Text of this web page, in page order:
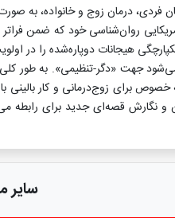
فردی، درمان زوج و خانواده، به
روان‌شناسی خود که ضمن فراتر
هیجانات دو‌پاره‌شده را در
جهت «دگر-تنظیمی». به طور کلی
برای زوج‌درمانی و کار بالینی
نگارش قصه‌ای جدید برای رابطه